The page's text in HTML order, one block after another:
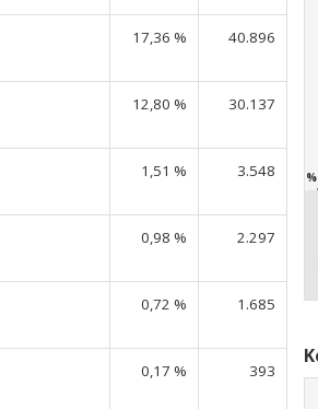
17,36 % 40.896
12,80 % 30.137
1,51 % 3.548
0,98 % 2.297
0,72 % 1.685
0,17 % 393